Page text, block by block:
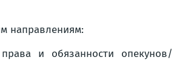
направлениям:
и обязанности опекунов/